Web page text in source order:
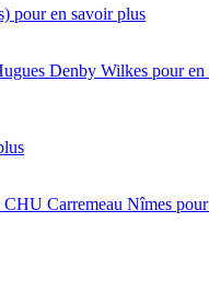
pour en savoir plus
Denby Wilkes pour en
CHU Carremeau Nîmes